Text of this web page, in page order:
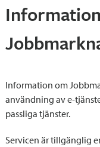
Information om
användning av e-
passliga tjänster.
Servicen är tillgänglig